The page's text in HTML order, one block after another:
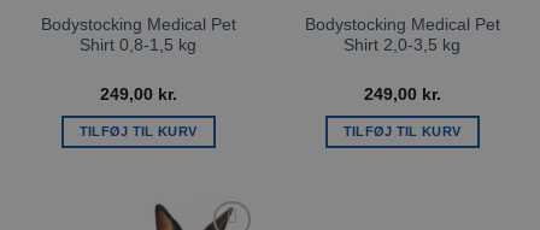
Bodystocking Medical Pet
Shirt 0,8-1,5 kg
249,00 kr.
TILFØJ TIL KURV
Bodystocking Medical Pet
Shirt 2,0-3,5 kg
249,00 kr.
TILFØJ TIL KURV